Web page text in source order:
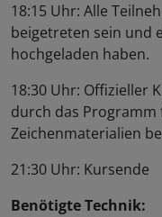
18:15 Uhr: Alle
beigetreten sein und
hochgeladen haben.
18:30 Uhr: Offizieller
durch das
Zeichenmaterialien
21:30 Uhr: Kursende
Benötigte Technik: